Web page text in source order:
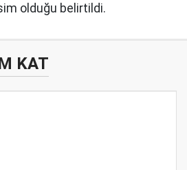
olduğu belirtildi.
KAT